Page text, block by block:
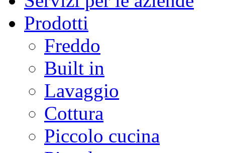
Prodotti
Freddo
Built in
Lavaggio
Cottura
Piccolo cucina